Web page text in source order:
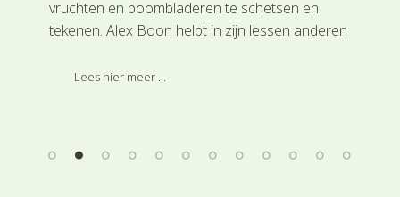
vruchten en boombladeren te schetsen en
tekenen. Alex Boon helpt in zijn lessen anderen
ontdekken.
Lees hier meer ...